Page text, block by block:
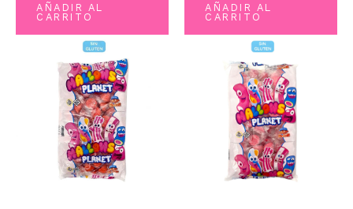
AÑADIR AL
CARRITO
AÑADIR AL
CARRITO